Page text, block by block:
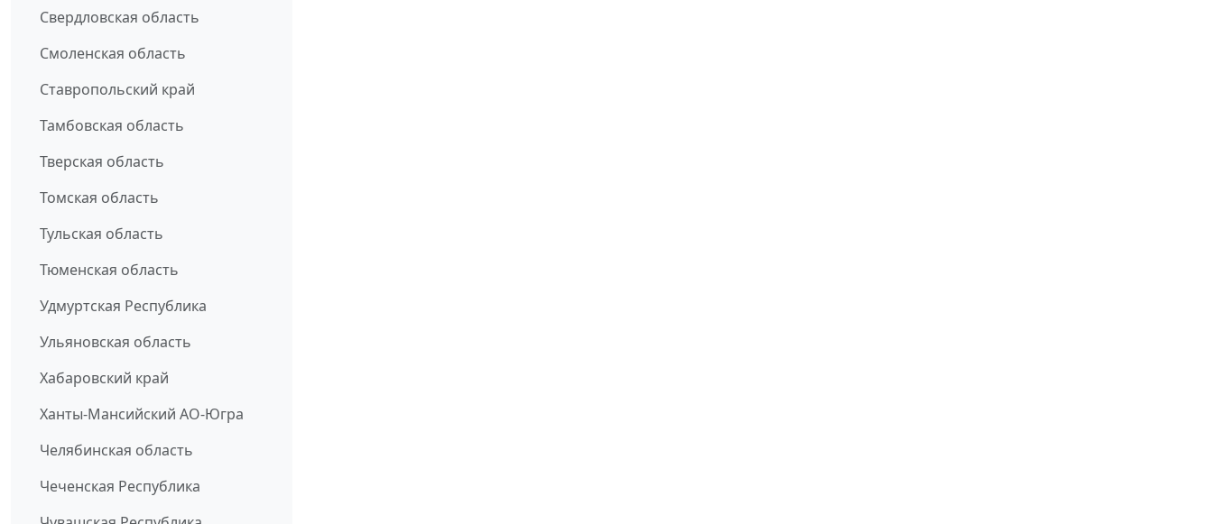
Свердловская область
Смоленская область
Ставропольский край
Тамбовская область
Тверская область
Томская область
Тульская область
Тюменская область
Удмуртская Республика
Ульяновская область
Хабаровский край
Ханты-Мансийский АО-Югра
Челябинская область
Чеченская Республика